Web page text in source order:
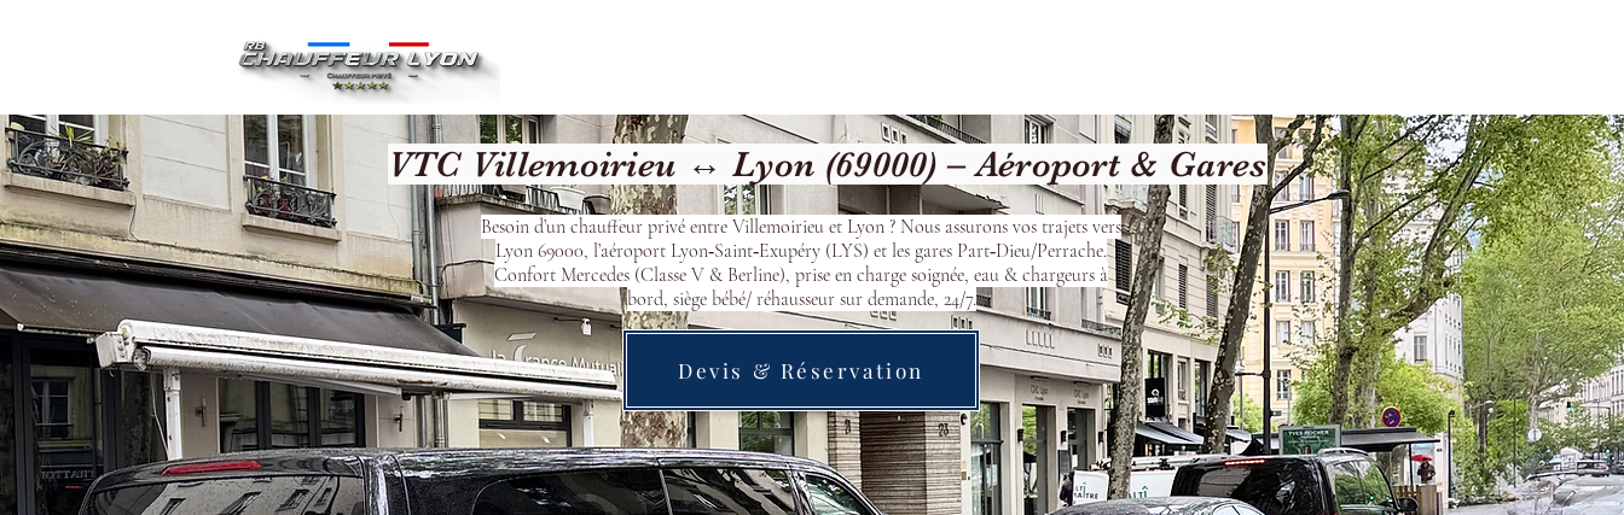
VTC Villemoirieu ↔ Lyon (69000) – Aéroport & Gares
Besoin d’un chauffeur privé entre Villemoirieu et Lyon ? Nous assurons vos trajets vers
Lyon 69000, l’aéroport Lyon‑Saint‑Exupéry (LYS) et les gares Part‑Dieu/Perrache.
Confort Mercedes (Classe V & Berline), prise en charge soignée, eau & chargeurs à
bord, siège bébé/ réhausseur sur demande, 24/7.
Devis & Réservation